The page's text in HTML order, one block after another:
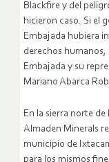
Blackfire y del
hicieron caso. Si el
Embajada hubiera
derechos humanos,
Embajada y su
Mariano Abarca
En la sierra norte
Almaden Minerals
municipio de
para los mismos